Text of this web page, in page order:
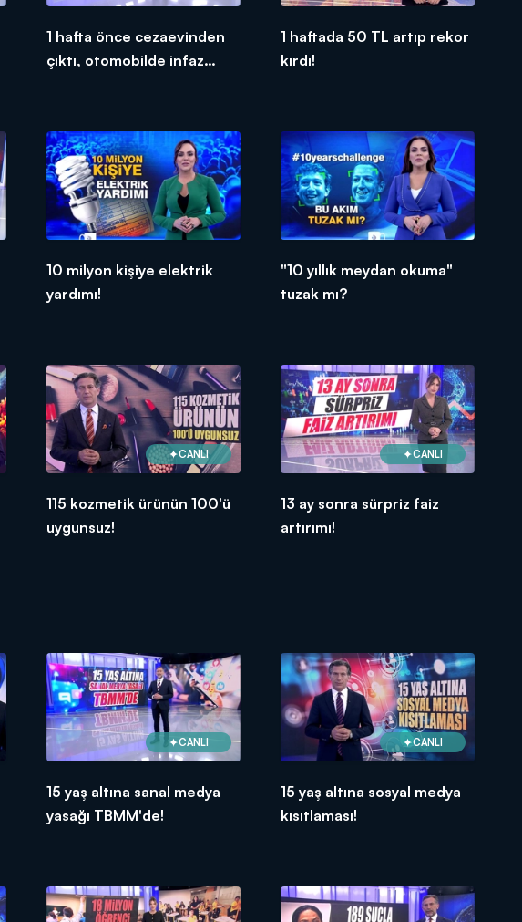
1 hafta önce cezaevinden
çıktı, otomobilde infaz
1 haftada 50 TL artıp rekor
kırdı!
10 milyon kişiye elektrik
yardımı!
"10 yıllık meydan okuma"
tuzak mı?
CANLI
115 kozmetik ürünün 100'ü
uygunsuz!
CANLI
13 ay sonra sürpriz faiz
artırımı!
CANLI
15 yaş altına sanal medya
yasağı TBMM'de!
CANLI
15 yaş altına sosyal medya
kısıtlaması!